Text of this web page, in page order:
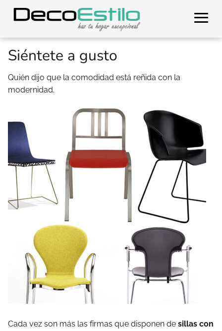
Siéntete a gusto
Quién dijo que la comodidad está reñida con la
modernidad.
Cada vez son más las firmas que disponen de sillas con